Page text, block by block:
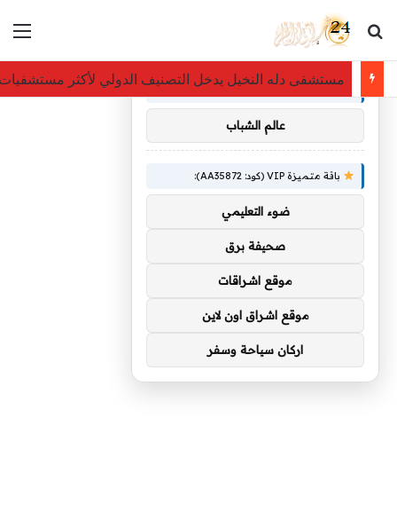
بحث عن
مستشفى دله النخيل يدخل التصنيف الدولي لأكثر مستشفيات
توصيات :
باقة متميزة VIP (كود: AA86842):
عالم الشباب
باقة متميزة VIP (كود: AA35872):
ضوء التعليمي
صحيفة برق
موقع اشراقات
موقع اشراق اون لاين
اركان سياحة وسفر